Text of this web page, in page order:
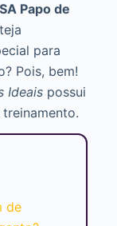
Papo de
para
Pois, bem!
Ideaispossui
de